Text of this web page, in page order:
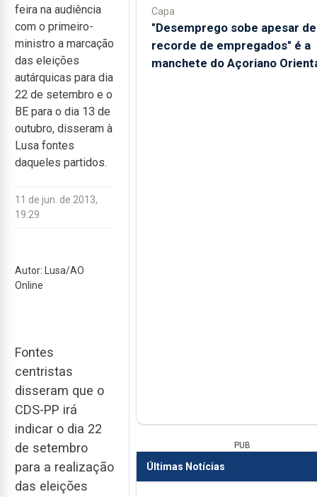
feira na audiência
com o primeiro-
ministro a marcação
das eleições
autárquicas para dia
22 de setembro e o
BE para o dia 13 de
outubro, disseram à
Lusa fontes
daqueles partidos.
11 de jun. de 2013,
19:29
Autor: Lusa/AO
Online
Fontes
centristas
disseram que o
CDS-PP irá
indicar o dia 22
de setembro
para a realização
das eleições
Capa
"Desemprego sobe apesar de
recorde de empregados" é a
manchete do Açoriano
PUB
Últimas Notícias